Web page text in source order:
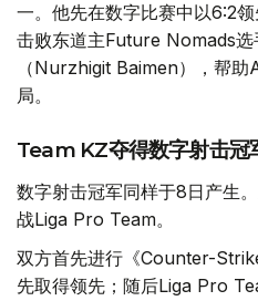
一。他先在数字比赛中以6:2
击败东道主Future Nomads选
（Nurzhigit Baimen），帮
局。
Team KZ夺得数字射击冠
数字射击冠军同样于8日产生
战Liga Pro Team。
双方首先进行《Counter-
先取得领先；随后Liga Pro